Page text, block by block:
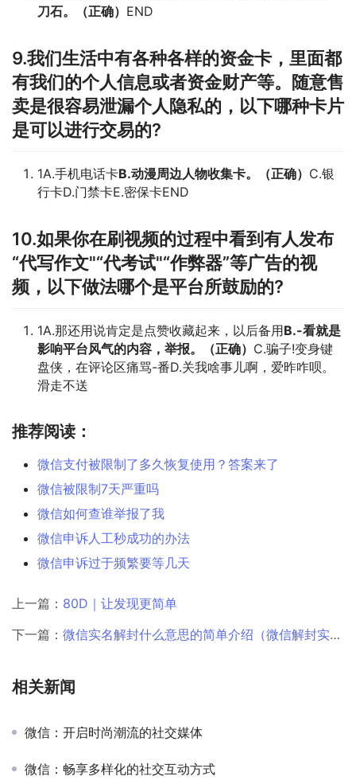
刀石。（正确） END
9.我们生活中有各种各样的资金卡，里面都
有我们的个人信息或者资金财产等。随意售
卖是很容易泄漏个人隐私的，以下哪种卡片
是可以进行交易的?
1A.手机电话卡B.动漫周边人物收集卡。（正确） C.银
行卡D.门禁卡E.密保卡END
10.如果你在刷视频的过程中看到有人发布
“代写作文"“代考试"“作弊器”等广告的视
频，以下做法哪个是平台所鼓励的?
1A.那还用说肯定是点赞收藏起来，以后备用B.-看就是
影响平台风气的内容，举报。（正确） C.骗子!变身键
盘侠，在评论区痛骂-番D.关我啥事儿啊，爱昨咋呗。
滑走不送
推荐阅读：
微信支付被限制了多久恢复使用？答案来了
微信被限制7天严重吗
微信如何查谁举报了我
微信申诉人工秒成功的办法
微信申诉过于频繁要等几天
上一篇： 80D｜让发现更简单
下一篇： 微信实名解封什么意思的简单介绍（微信解封实名认证对自己有哪些影响）
相关新闻
微信：开启时尚潮流的社交媒体
微信：畅享多样化的社交互动方式